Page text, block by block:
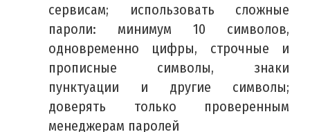
сервисам; использовать сложные
пароли: минимум 10 символов,
одновременно цифры, строчные и
прописные символы, знаки
пунктуации и другие символы;
доверять только проверенным
менеджерам паролей